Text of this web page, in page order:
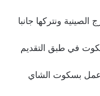
ونتركها جانبا
في طبق التقديم
عمل بسكوت الشاي